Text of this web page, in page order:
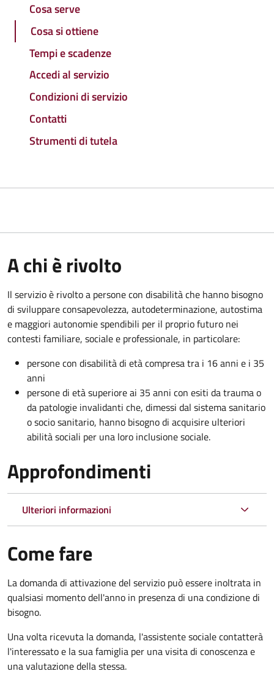
Cosa serve
Cosa si ottiene
Tempi e scadenze
Accedi al servizio
Condizioni di servizio
Contatti
Strumenti di tutela
A chi è rivolto
Il servizio è rivolto a persone con disabilità che hanno bisogno
di sviluppare consapevolezza, autodeterminazione, autostima
e maggiori autonomie spendibili per il proprio futuro nei
contesti familiare, sociale e professionale, in particolare:
persone con disabilità di età compresa tra i 16 anni e i 35
anni
persone di età superiore ai 35 anni con esiti da trauma o
da patologie invalidanti che, dimessi dal sistema sanitario
o socio sanitario, hanno bisogno di acquisire ulteriori
abilità sociali per una loro inclusione sociale.
Approfondimenti
Ulteriori informazioni
Come fare
La domanda di attivazione del servizio può essere inoltrata in
qualsiasi momento dell'anno in presenza di una condizione di
bisogno.
Una volta ricevuta la domanda, l'assistente sociale contatterà
l'interessato e la sua famiglia per una visita di conoscenza e
una valutazione della stessa.